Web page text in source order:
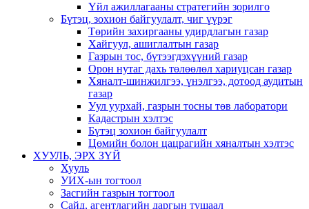
Үйл ажиллагааны стратегийн зорилго
Бүтэц, зохион байгуулалт, чиг үүрэг
Төрийн захиргааны удирдлагын газар
Хайгуул, ашиглалтын газар
Газрын тос, бүтээгдэхүүний газар
Орон нутаг дахь төлөөлөл хариуцсан газар
Хяналт-шинжилгээ, үнэлгээ, дотоод аудитын
газар
Уул уурхай, газрын тосны төв лаборатори
Кадастрын хэлтэс
Бүтэц зохион байгуулалт
Цөмийн болон цацрагийн хяналтын хэлтэс
ХУУЛЬ, ЭРХ ЗҮЙ
Хууль
УИХ-ын тогтоол
Засгийн газрын тогтоол
Сайд, агентлагийн даргын тушаал